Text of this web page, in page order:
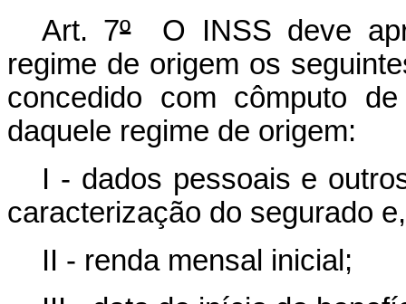
Art. 7ºO INSS deve
regime de origem os
concedido com cômputo
daquele regime de origem:
I - dados pessoais e
caracterização do segurado
II - renda mensal inicial;